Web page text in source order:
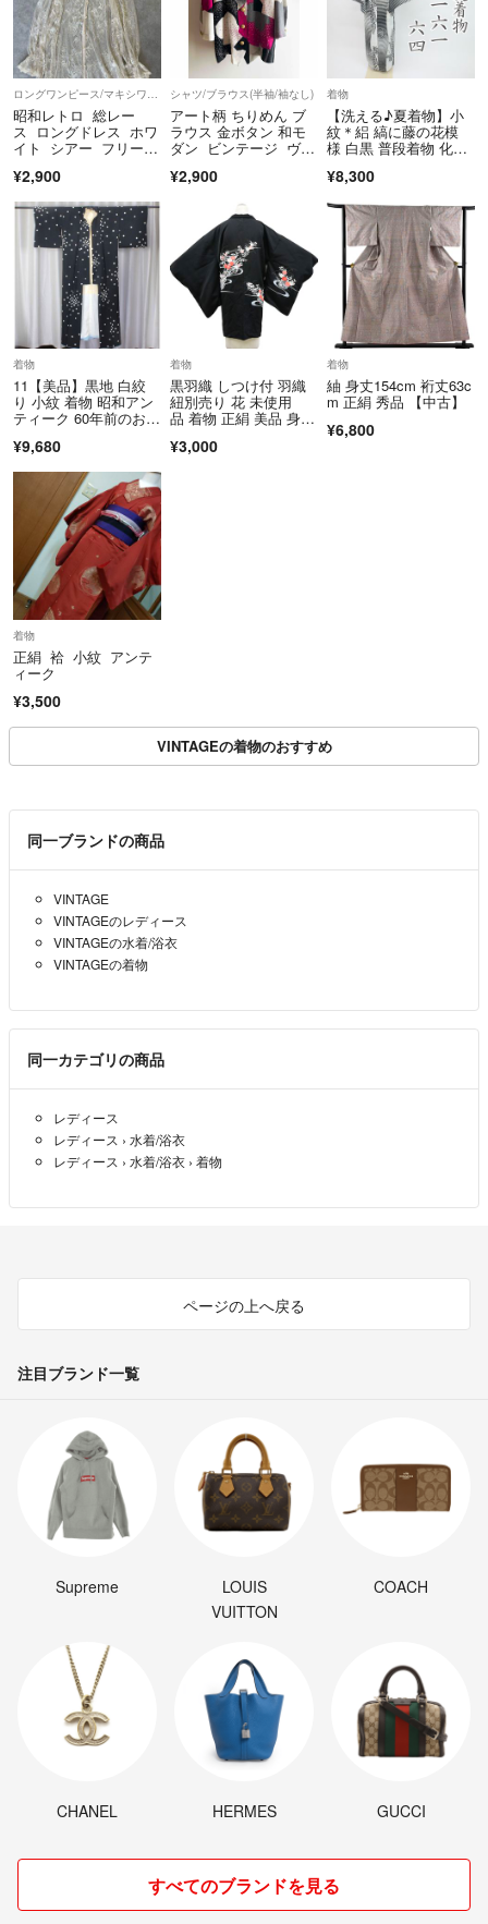
昭和レトロ 総レー
ス ロングドレス ホワ
イト シアー フリーサ
¥2,900
シャツ/ブラウス(半袖/袖なし)
アート柄 ちりめん ブ
ラウス 金ボタン 和モ
ダン ビンテージ ヴィ
¥2,900
着物
【洗える♪夏着物】小
紋＊絽 縞に藤の花模
様 白黒 普段着物 化
¥8,300
着物
11【美品】黒地 白絞
り 小紋 着物 昭和アン
ティーク 60年前のお
クション
¥9,680
着物
黒羽織 しつけ付 羽織
紐別売り 花 未使用
品 着物 正絹 美品 身丈
m 26z08-3981
¥3,000
着物
紬 身丈154cm 裄丈63c
m 正絹 秀品 【中古】
¥6,800
着物
正絹 袷 小紋 アンテ
ィーク
¥3,500
VINTAGEの着物のおすすめ
同一ブランドの商品
VINTAGE
VINTAGEのレディース
VINTAGEの水着/浴衣
VINTAGEの着物
同一カテゴリの商品
レディース
レディース › 水着/浴衣
レディース › 水着/浴衣 › 着物
ページの上へ戻る
注目ブランド一覧
Supreme
LOUIS
VUITTON
COACH
CHANEL HERMES GUCCI
すべてのブランドを見る